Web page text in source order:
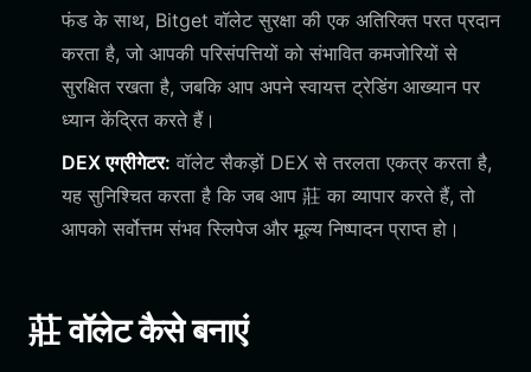
फंड के साथ, Bitget वॉलेट सुरक्षा की एक अतिरिक्त परत प्रदान
करता है, जो आपकी परिसंपत्तियों को संभावित कमजोरियों से
सुरक्षित रखता है, जबकि आप अपने स्वायत्त ट्रेडिंग आख्यान पर
ध्यान केंद्रित करते हैं।
DEX एग्रीगेटर: वॉलेट सैकड़ों DEX से तरलता एकत्र करता है,
यह सुनिश्चित करता है कि जब आप 莊 का व्यापार करते हैं, तो
आपको सर्वोत्तम संभव स्लिपेज और मूल्य निष्पादन प्राप्त हो।
莊 वॉलेट कैसे बनाएं